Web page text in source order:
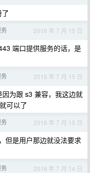
2016 年 7 月 15 日
端口提供服务的话，是
2016 年 7 月 15 日
为跟 s3 兼容，我这边就
可以了
2016 年 7 月 15 日
但是用户那边就没法要求
2016 年 7 月 14 日